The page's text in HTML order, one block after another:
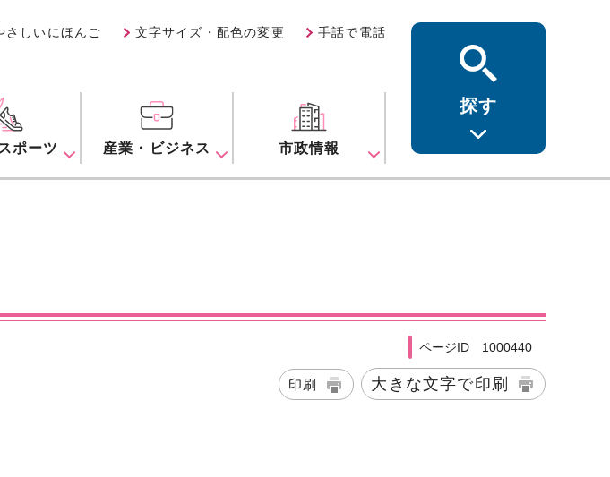
さしいにほんご 文字サイズ・配色の変更 手話で電話
ポーツ 産業・ビジネス 市政情報
探す
ページID 1000440
印刷 大きな文字で印刷